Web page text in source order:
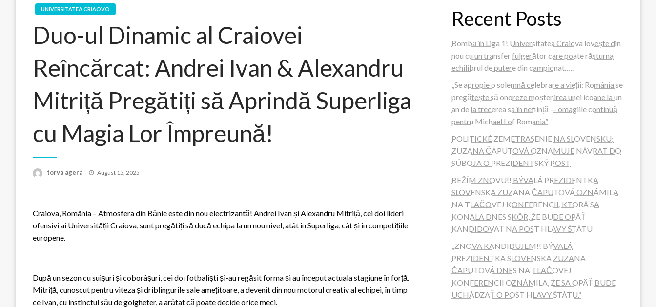
UNIVERSITATEA CRIAOVO
Duo-ul Dinamic al Craiovei
Reîncărcat: Andrei Ivan & Alexandru
Mitriță Pregătiți să Aprindă Superliga
cu Magia Lor Împreună!
torva agera
Posted
August 15, 2025
Craiova, România – Atmosfera din Bănie este din nou electrizantă! Andrei Ivan și Alexandru Mitriță, cei doi lideri
ofensivi ai Universității Craiova, sunt pregătiți să ducă echipa la un nou nivel, atât în Superliga, cât și în competițiile
europene.
După un sezon cu suișuri și coborâșuri, cei doi fotbaliști și-au regăsit forma și au început actuala stagiune în forță.
Mitriță, cunoscut pentru viteza și driblingurile sale amețitoare, a devenit din nou motorul creativ al echipei, în timp
ce Ivan, cu instinctul său de golgheter, a arătat că poate decide orice meci.
Recent Posts
Bombă în Liga 1! Universitatea Craiova lovește din
nou cu un transfer fulgerător care poate răsturna
echilibrul de putere din campionat…..
„Se apropie o solemnă celebrare a vieții: România se
pregătește să onoreze moștenirea unei icoane la un
an de la trecerea sa în neființă — omagiile continuă
pentru Michael I of Romania”
POLITICKÉ ZEMETRASENIE NA SLOVENSKU:
ZUZANA ČAPUTOVÁ OZNAMUJE NÁVRAT DO
SÚBOJA O PREZIDENTSKÝ POST
BEŽÍM ZNOVU!! BÝVALÁ PREZIDENTKA
SLOVENSKA ZUZANA ČAPUTOVÁ OZNÁMILA
NA TLAČOVEJ KONFERENCII, KTORÁ SA
KONALA DNES SKÔR, ŽE BUDE OPÄŤ
KANDIDOVAŤ NA POST HLAVY ŠTÁTU
„ZNOVA KANDIDUJEM!! BÝVALÁ
PREZIDENTKA SLOVENSKA ZUZANA
ČAPUTOVÁ DNES NA TLAČOVEJ
KONFERENCII OZNÁMILA, ŽE SA OPÄŤ BUDE
UCHÁDZAŤ O POST HLAVY ŠTÁTU.“